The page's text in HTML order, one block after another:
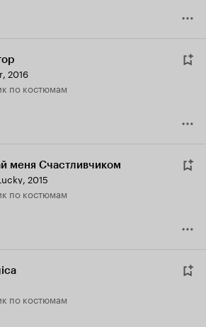
, 2016
по костюмам
меня Счастливчиком
, 2015
по костюмам
по костюмам